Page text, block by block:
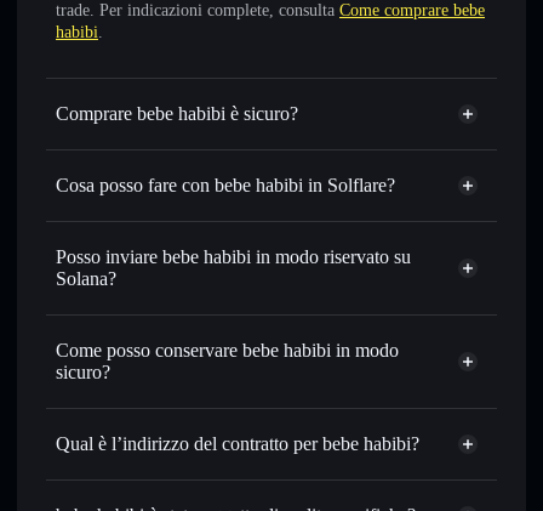
trade. Per indicazioni complete, consulta Come comprare bebe
habibi.
Comprare bebe habibi è sicuro?
bebe habibi non è verificato
Cosa posso fare con bebe habibi in Solflare?
bebe habibi
wallet Solflare
Scambiare istantaneamente— scambia BEBE in SOL,
USDC o in migliaia di altri token Solana al prezzo migliore
prezzo desiderato di BEBE
Usare il DCA
BEBE nel tempo
Inviare in modo riservato
— trasferisci BEBE senza
collegare pubblicamente i wallet usando l’Aggregatore di
privacy incorporato di Solflare
Posso inviare bebe habibi in modo riservato su
Solana?
Aggregatore di privacy
Come posso conservare bebe habibi in modo
sicuro?
bebe habibi
Qual è l’indirizzo del contratto per bebe habibi?
bebe habibi